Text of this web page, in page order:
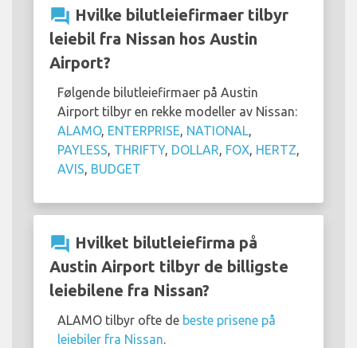
question_answer Hvilke bilutleiefirmaer tilbyr
leiebil fra Nissan hos Austin
Airport?
Følgende bilutleiefirmaer på Austin
Airport tilbyr en rekke modeller av Nissan:
ALAMO, ENTERPRISE, NATIONAL,
PAYLESS, THRIFTY, DOLLAR, FOX, HERTZ,
AVIS, BUDGET
question_answer Hvilket bilutleiefirma på
Austin Airport tilbyr de billigste
leiebilene fra Nissan?
ALAMO tilbyr ofte de beste prisene på
leiebiler fra Nissan.